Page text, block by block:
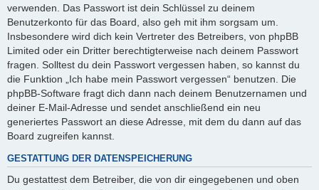
verwenden. Das Passwort ist dein Schlüssel zu deinem
Benutzerkonto für das Board, also geh mit ihm sorgsam um.
Insbesondere wird dich kein Vertreter des Betreibers, von phpBB
Limited oder ein Dritter berechtigterweise nach deinem Passwort
fragen. Solltest du dein Passwort vergessen haben, so kannst du
die Funktion „Ich habe mein Passwort vergessen“ benutzen. Die
phpBB-Software fragt dich dann nach deinem Benutzernamen und
deiner E-Mail-Adresse und sendet anschließend ein neu
generiertes Passwort an diese Adresse, mit dem du dann auf das
Board zugreifen kannst.
GESTATTUNG DER DATENSPEICHERUNG
Du gestattest dem Betreiber, die von dir eingegebenen und oben